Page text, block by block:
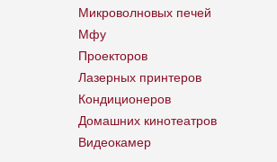
Микроволновых печей
Мфу
Проекторов
Лазерных принтеров
Кондиционеров
Домашних кинотеатров
Видеокамер